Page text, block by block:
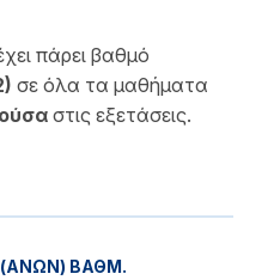
πάρει βαθμό
σε όλα τα μαθήματα
στις εξετάσεις.
(ΑΝΩΝ) ΒΑΘΜ.